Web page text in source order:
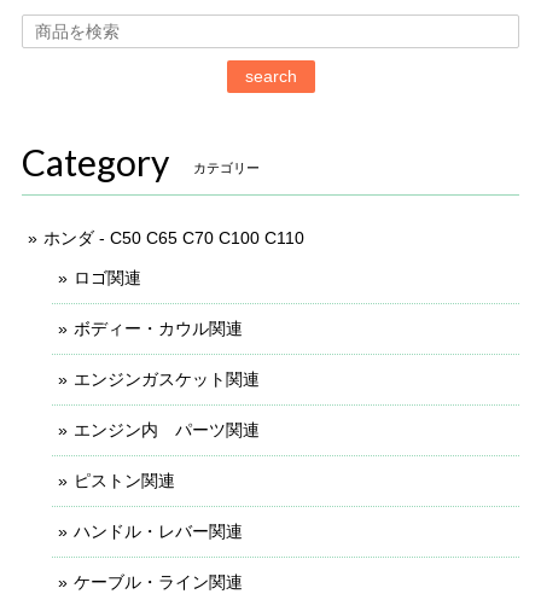
search
Category カテゴリー
ホンダ - C50 C65 C70 C100 C110
ロゴ関連
ボディー・カウル関連
エンジンガスケット関連
エンジン内 パーツ関連
ピストン関連
ハンドル・レバー関連
ケーブル・ライン関連